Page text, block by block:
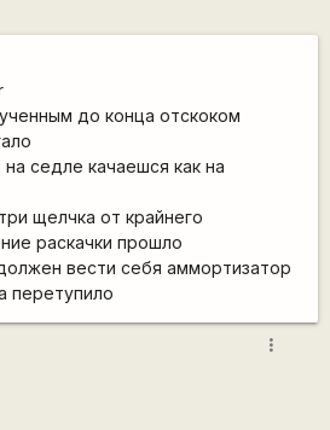
до конца отскоком
седле качаешся как на
щелчка от крайнего
раскачки прошло
вести себя аммортизатор
перетупило
more_vert